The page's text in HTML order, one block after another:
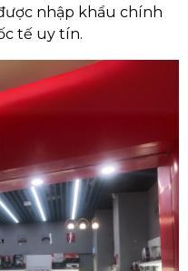
nhập khẩu chính
tế uy tín.